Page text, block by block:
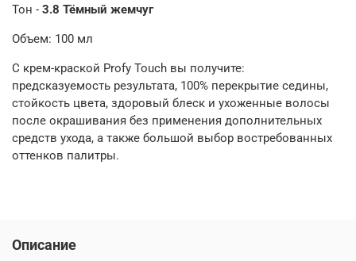
Тон - 3.8 Тёмный жемчуг
Объем: 100 мл
С крем-краской Profy Touch вы получите:
предсказуемость результата, 100% перекрытие седины,
стойкость цвета, здоровый блеск и ухоженные волосы
после окрашивания без применения дополнительных
средств ухода, а также большой выбор востребованных
оттенков палитры.
Описание